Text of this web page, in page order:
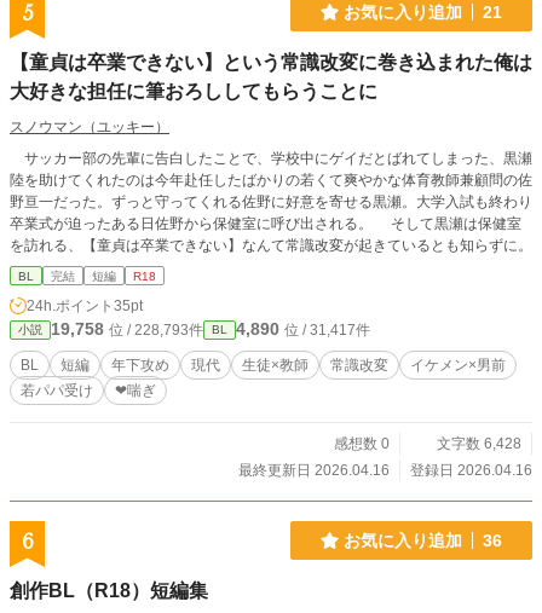
5 お気に入り追加 21
【童貞は卒業できない】という常識改変に巻き込まれた俺は
大好きな担任に筆おろししてもらうことに
スノウマン（ユッキー）
サッカー部の先輩に告白したことで、学校中にゲイだとばれてしまった、黒瀬
陸を助けてくれたのは今年赴任したばかりの若くて爽やかな体育教師兼顧問の佐
野亘一だった。ずっと守ってくれる佐野に好意を寄せる黒瀬。大学入試も終わり
卒業式が迫ったある日佐野から保健室に呼び出される。 そして黒瀬は保健室
を訪れる、【童貞は卒業できない】なんて常識改変が起きているとも知らずに。
BL 完結 短編 R18
24h.ポイント 35pt
小説 19,758 位 / 228,793件 BL 4,890 位 / 31,417件
BL 短編 年下攻め 現代 生徒×教師 常識改変
イケメン×男前
若パパ受け
❤喘ぎ
感想数 0
文字数 6,428
最終更新日 2026.04.16
登録日 2026.04.16
6 お気に入り追加 36
創作BL（R18）短編集